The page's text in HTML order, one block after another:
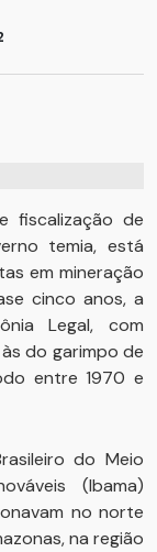
fiscalização de
temia, está
em mineração
cinco anos, a
Legal, com
do garimpo de
entre 1970 e
do Meio
(Ibama)
no norte
na região